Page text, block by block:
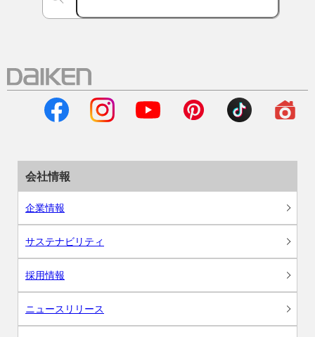
会社情報
企業情報
サステナビリティ
採用情報
ニュースリリース